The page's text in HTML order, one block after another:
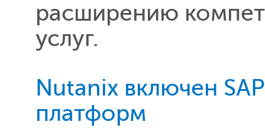
расширению
услуг.
Nutanix включен
платформ